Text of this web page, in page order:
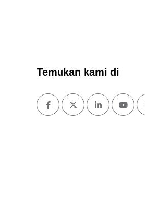
Temukan kami di